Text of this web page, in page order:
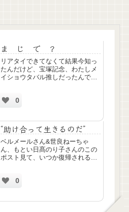
ま じ で ？
リアタイできてなくて結果今知っ
たんだけど、宝塚記念、わたしメ
イショウタバル推しだったんです
のすごいねゴールドシップと親子
っ...
0
“助け合って生きるのだ”
ベルメールさん&世良ねーちゃ
ん、もとい日髙のり子さんのこの
ポスト見て、いつか復帰されるっ
0